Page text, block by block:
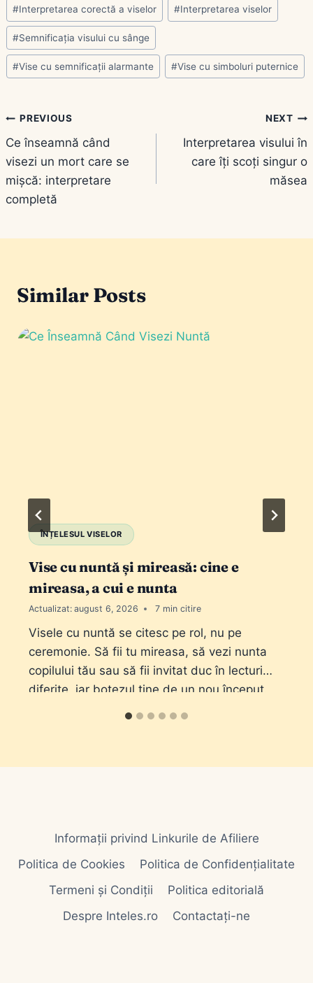
#Interpretarea corectă a viselor #Interpretarea viselor
#Semnificația visului cu sânge
#Vise cu semnificații alarmante #Vise cu simboluri puternice
Navigare
în
articole
PREVIOUS
Ce înseamnă când
visezi un mort care se
mișcă: interpretare
completă
NEXT
Interpretarea visului în
care îți scoți singur o
măsea
Similar Posts
ÎNȚELESUL VISELOR
Vise cu nuntă și mireasă: cine e
mireasa, a cui e nunta
Actualizat: august 6, 2026 7
Visele cu nuntă se citesc pe rol, nu pe
ceremonie. Să fii tu mireasa, să vezi nunta
copilului tău sau să fii invitat duc în lecturi
diferite, iar botezul ține de un nou început.
Informații privind Linkurile de Afiliere
Politica de Cookies
Politica de Confidențialitate
Termeni și Condiții
Politica editorială
Despre Inteles.ro
Contactați-ne